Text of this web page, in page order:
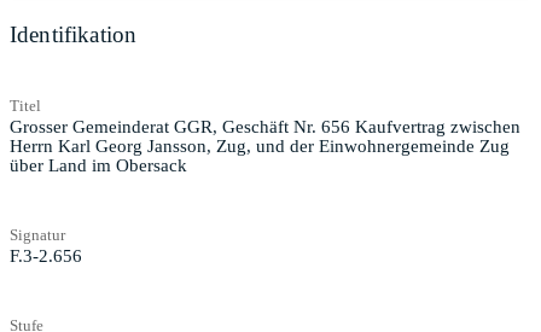
Identifikation
Titel
Grosser Gemeinderat GGR, Geschäft Nr. 656 Kaufvertrag zwischen
Herrn Karl Georg Jansson, Zug, und der Einwohnergemeinde Zug
über Land im Obersack
Signatur
F.3-2.656
Stufe